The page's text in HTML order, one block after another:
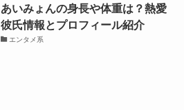
あいみょんの身長や体重は？熱愛
彼氏情報とプロフィール紹介
エンタメ系